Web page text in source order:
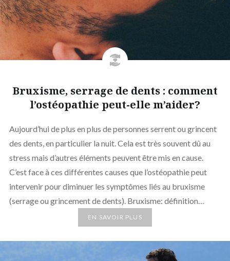
Bruxisme, serrage de dents : comment
l’ostéopathie peut-elle m’aider?
Aujourd’hui de plus en plus de personnes serrent ou grincent
des dents, en particulier la nuit. Cela est très souvent dû au
stress mais d’autres éléments peuvent être mis en cause.
C’est face à ces différentes causes que l’ostéopathie peut
intervenir pour diminuer les symptômes liés au bruxisme
(serrage ou grincement de dents). Bruxisme: définition…
EN SAVOIR PLUS